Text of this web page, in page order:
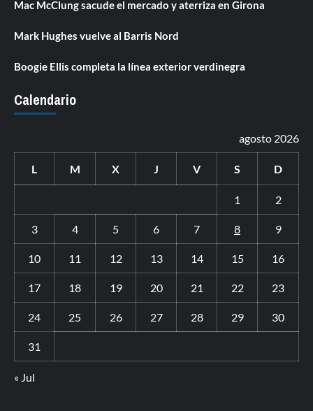
Mac McClung sacude el mercado y aterriza en Girona
Mark Hughes vuelve al Barris Nord
Boogie Ellis completa la línea exterior verdinegra
Calendario
agosto 2026
L M X J V S D
1 2
3 4 5 6 7 8 9
10 11 12 13 14 15 16
17 18 19 20 21 22 23
24 25 26 27 28 29 30
31
« Jul